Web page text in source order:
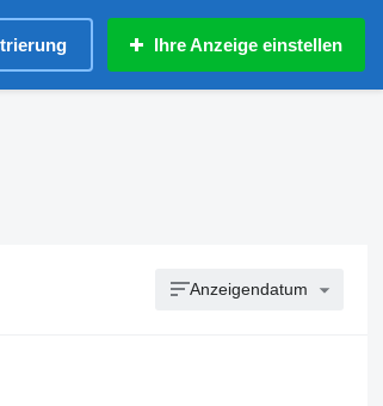
Ihre Anzeige einstellen
Anzeigendatum